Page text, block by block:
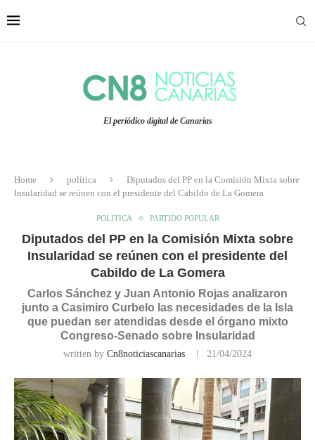
El periódico digital de Canarias
Home política
Diputados del PP en la Comisión Mixta sobre
Insularidad se reúnen con el presidente del Cabildo de La Gomera
POLÍTICA PARTIDO POPULAR
Diputados del PP en la Comisión Mixta sobre
Insularidad se reúnen con el presidente del
Cabildo de La Gomera
Carlos Sánchez y Juan Antonio Rojas analizaron
junto a Casimiro Curbelo las necesidades de la Isla
que puedan ser atendidas desde el órgano mixto
Congreso-Senado sobre Insularidad
written by Cn8noticiascanarias 21/04/2024